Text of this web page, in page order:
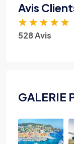
Avis
★ ★ ★ ★ ★
528 Avis
GALERIE